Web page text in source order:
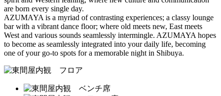
are born every single day.
AZUMAYA is a myriad of contrasting experiences; a classy lounge
bar with a vibrant dance floor; where old meets new, East meets
West and various sounds seamlessly intermingle. AZUMAYA hopes
to become as seamlessly integrated into your daily life, becoming
one of your go-to spots for a memorable night in Shibuya.